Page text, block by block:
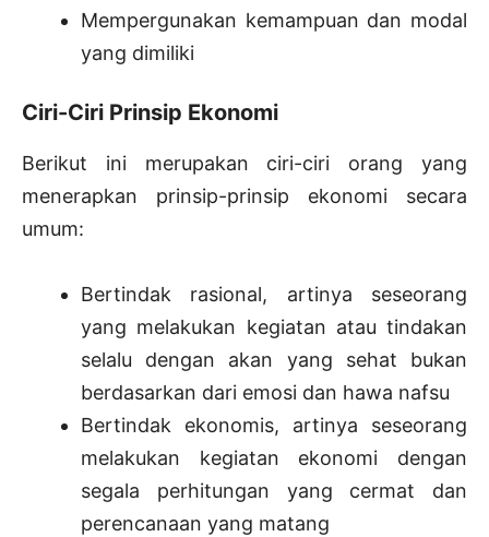
Mempergunakan kemampuan dan modal
yang dimiliki
Ciri-Ciri Prinsip Ekonomi
Berikut ini merupakan ciri-ciri orang yang
menerapkan prinsip-prinsip ekonomi secara
umum:
Bertindak rasional, artinya seseorang
yang melakukan kegiatan atau tindakan
selalu dengan akan yang sehat bukan
berdasarkan dari emosi dan hawa nafsu
Bertindak ekonomis, artinya seseorang
melakukan kegiatan ekonomi dengan
segala perhitungan yang cermat dan
perencanaan yang matang